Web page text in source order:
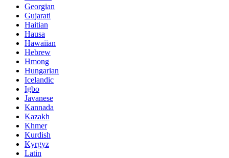
Georgian
Gujarati
Haitian
Hausa
Hawaiian
Hebrew
Hmong
Hungarian
Icelandic
Igbo
Javanese
Kannada
Kazakh
Khmer
Kurdish
Kyrgyz
Latin